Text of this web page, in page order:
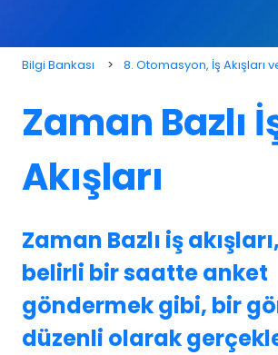
Bilgi Bankası 8. Otomasyon, İş Akışları
Zaman Bazlı
Akışları
Zaman Bazlı iş
belirli bir saatte anket
göndermek gibi, bir
düzenli olarak